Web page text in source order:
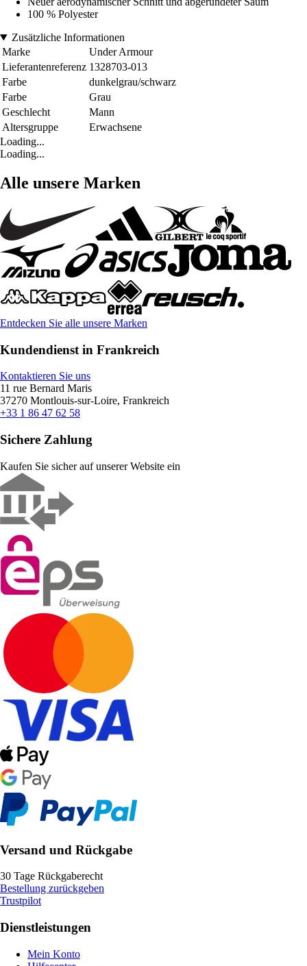
100 % Polyester
Zusätzliche Informationen
Marke
Under Armour
Lieferantenreferenz 1328703-013
Farbe
dunkelgrau/schwarz
Farbe
Grau
Geschlecht
Mann
Altersgruppe
Erwachsene
Loading...
Loading...
Alle unsere Marken
Entdecken Sie alle unsere Marken
Kundendienst in Frankreich
Kontaktieren Sie uns
11 rue Bernard Maris
37270 Montlouis-sur-Loire, Frankreich
+33 1 86 47 62 58
Sichere Zahlung
Kaufen Sie sicher auf unserer Website ein
Versand und Rückgabe
30 Tage Rückgaberecht
Bestellung zurückgeben
Trustpilot
Dienstleistungen
Mein Konto